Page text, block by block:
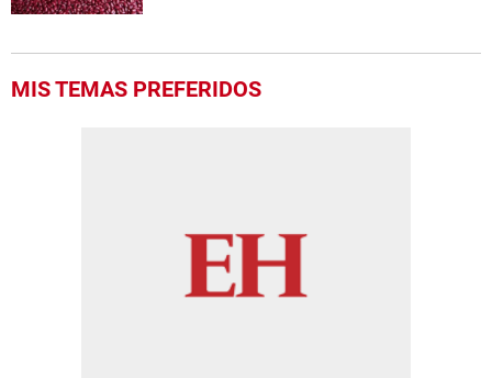
MIS TEMAS PREFERIDOS